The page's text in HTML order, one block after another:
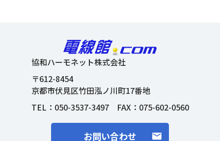
協和ハーモネット株式会社
〒612-8454
京都市伏見区竹田泓ノ川町17番地
TEL： 050-3537-3497FAX：075-602-0560
お問い合わせ